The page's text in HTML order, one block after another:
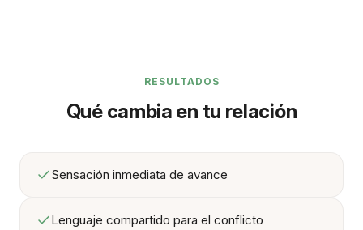
RESULTADOS
Qué cambia en tu relación
Sensación inmediata de avance
Lenguaje compartido para el conflicto